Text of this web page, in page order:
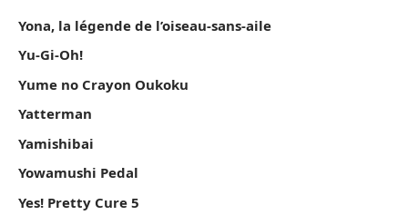
Yona, la légende de l’oiseau-sans-aile
Yu-Gi-Oh!
Yume no Crayon Oukoku
Yatterman
Yamishibai
Yowamushi Pedal
Yes! Pretty Cure 5